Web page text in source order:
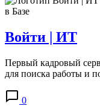
в Базе
Войти | ИТ
Первый кадровый
для поиска работы и
0